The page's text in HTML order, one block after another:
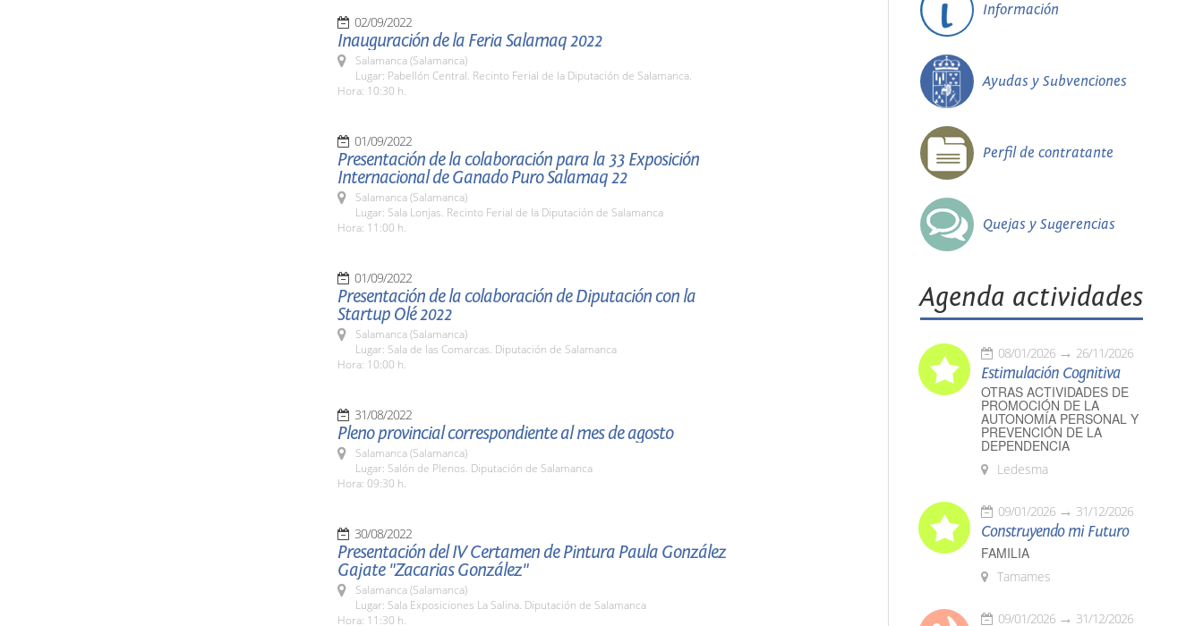
02/09/2022
Inauguración de la Feria Salamaq 2022
Salamanca (Salamanca)
Lugar: Pabellón Central. Recinto Ferial de la Diputación de Salamanca.
Hora: 10:30 h.
01/09/2022
Presentación de la colaboración para la 33 Exposición
Internacional de Ganado Puro Salamaq 22
Salamanca (Salamanca)
Lugar: Sala Lonjas. Recinto Ferial de la Diputación de Salamanca
Hora: 11:00 h.
01/09/2022
Presentación de la colaboración de Diputación con la
Startup Olé 2022
Salamanca (Salamanca)
Lugar: Sala de las Comarcas. Diputación de Salamanca
Hora: 10:00 h.
31/08/2022
Pleno provincial correspondiente al mes de agosto
Salamanca (Salamanca)
Lugar: Salón de Plenos. Diputación de Salamanca
Hora: 09:30 h.
30/08/2022
Presentación del IV Certamen de Pintura Paula González
Gajate "Zacarias González"
Salamanca (Salamanca)
Lugar: Sala Exposiciones La Salina. Diputación de Salamanca
Hora: 11:30 h.
Información
Ayudas y Subvenciones
Perfil de contratante
Quejas y Sugerencias
Agenda actividades
08/01/2026 26/11/2026
Estimulación Cognitiva
OTRAS ACTIVIDADES DE
PROMOCIÓN DE LA
AUTONOMÍA PERSONAL Y
PREVENCIÓN DE LA
DEPENDENCIA
Ledesma
09/01/2026 31/12/2026
Construyendo mi Futuro
FAMILIA
Tamames
09/01/2026 31/12/2026